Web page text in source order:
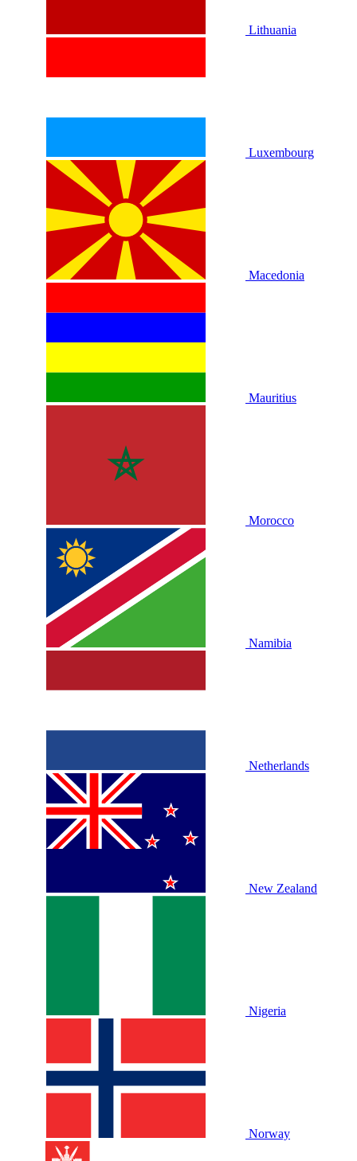
Lithuania
Luxembourg
Macedonia
Mauritius
Morocco
Namibia
Netherlands
New Zealand
Nigeria
Norway